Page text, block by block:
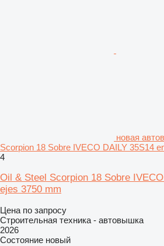
новая
Scorpion 18 Sobre IVECO DAILY 35S14
4
Oil & Steel Scorpion 18 Sobre
ejes 3750 mm
Цена по запросу
Строительная техника - автовышка
2026
Состояние новый